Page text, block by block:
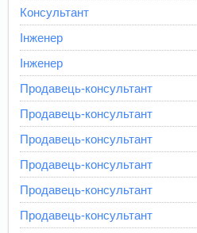
Консультант
Інженер
Інженер
Продавець-консультант
Продавець-консультант
Продавець-консультант
Продавець-консультант
Продавець-консультант
Продавець-консультант